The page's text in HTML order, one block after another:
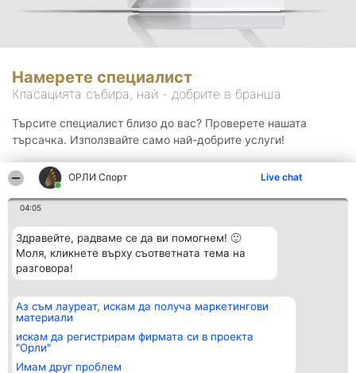
ОРЛИ Спорт Live chat
04:05
Здравейте, радваме се да ви помогнем! 🙂
Моля, кликнете върху съответната тема на
разговора!
Аз съм лауреат, искам да получа маркетингови
материали
искам да регистрирам фирмата си в проекта
"Орли"
Имам друг проблем
Намерете специалист
Класацията събира, най - добрите в бранша.
Търсите специалист близо до вас? Проверете нашата
търсачка. Използвайте само най-добрите услуги!
Организатор на
класиране
BulevardulAleea Timișul De
Sus Nr. 2, Bl. A30, Sc. A, Et.
4, Ap. 13
Класация
всички
Контакти